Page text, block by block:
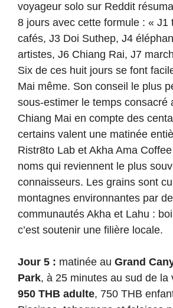
voyageur solo sur Reddit
8 jours avec cette formule : « J1
cafés, J3 Doi Suthep, J4
artistes, J6 Chiang Rai, J7
Six de ces huit jours se font
Mai même. Son conseil le plus
sous-estimer le temps consacré
Chiang Mai en compte des
certains valent une matinée
Ristr8to Lab et Akha Ama
noms qui reviennent le plus
connaisseurs. Les grains sont
montagnes environnantes par
communautés Akha et Lahu :
c’est soutenir une filière locale.
Jour 5 : matinée au Grand
Park, à 25 minutes au sud de la
950 THB adulte, 750 THB